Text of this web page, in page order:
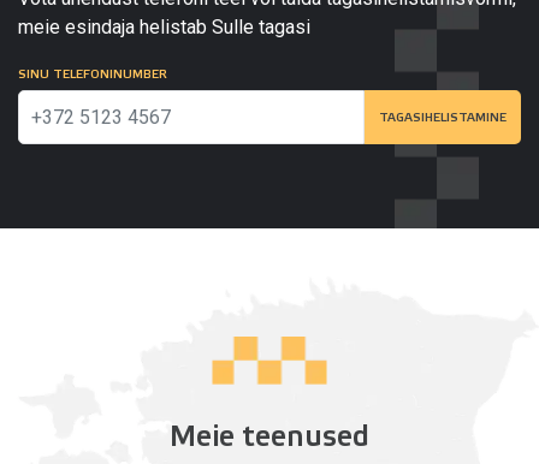
meie esindaja helistab Sulle tagasi
SINU TELEFONINUMBER
TAGASIHELISTAMINE
Meie teenused